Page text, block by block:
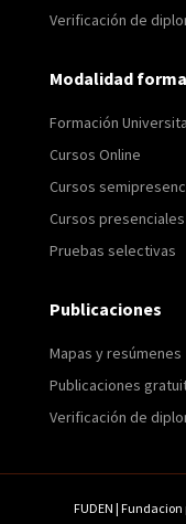
Verificación de
Modalidad
Formación
Cursos Online
Cursos
Cursos presenciales
Pruebas selectivas
Publicaciones
Mapas y resúmenes
Publicaciones
Verificación de
FUDEN |